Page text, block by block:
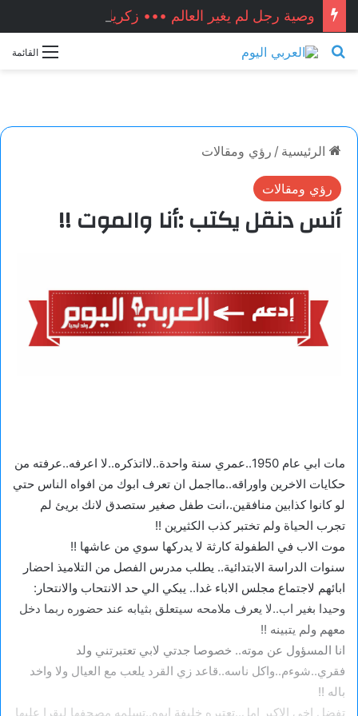
القائمة بحث عن
الرئيسية / رؤي ومقالات
رؤي ومقالات
أنس دنقل يكتب :أنا والموت !!
مات ابي عام 1950..عمري سنة واحدة..لااتذكره..لا اعرفه..عرفته من
حكايات الاخرين واوراقه..مااجمل ان تعرف ابوك من افواه الناس حتي
لو كانوا كذابين منافقين.،انت طفل صغير ستصدق لانك بريئ لم
تجرب الحياة ولم تختبر كذب الكثيرين !!
موت الاب في الطفولة كارثة لا يدركها سوي من عاشها !!
سنوات الدراسة الابتدائية.. يطلب مدرس الفصل من التلاميذ احضار
ابائهم لاجتماع مجلس الاباء غدا.. يبكي الي حد الانتحاب والانتحار:
وحيدا بغير اب..لا يعرف ملامحه سيتعلق بثيابه عند حضوره ربما دخل
معهم ولم يتبينه !!
انا المسؤول عن موته.. خصوصا جدتي لابي تعتبرتني ولد
فقري..شوءم..واكل ناسه..قاعد زي القرد يلعب مع العيال ولا واخد
باله !!
تفضل اخي الاكبر امل..تعتبره خليفة ابوه..تسلمه مصحفها ليقرا عليها